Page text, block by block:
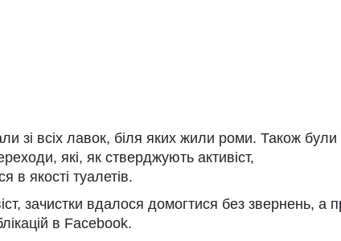
зі всіх лавок, біля яких жили роми. Також були
які, як стверджують активіст,
в якості туалетів.
зачистки вдалося домогтися без звернень, а
в Facebook.